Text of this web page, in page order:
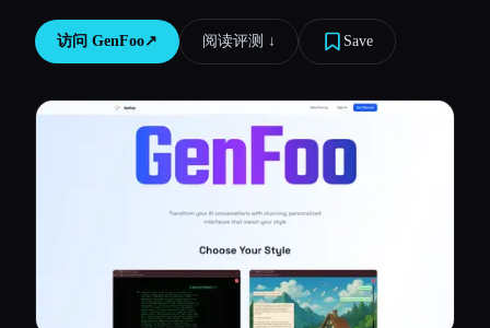
访问 GenFoo↗︎ 阅读评测 ↓︎ Save